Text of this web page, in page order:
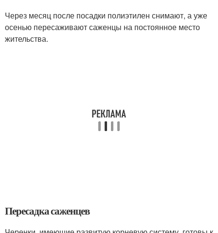
Через месяц после посадки полиэтилен снимают, а уже
осенью пересаживают саженцы на постоянное место
жительства.
Пересадка саженцев